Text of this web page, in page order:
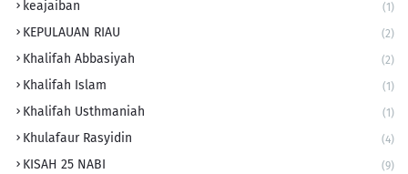
keajaiban (1)
KEPULAUAN RIAU (2)
Khalifah Abbasiyah (2)
Khalifah Islam (1)
Khalifah Usthmaniah (1)
Khulafaur Rasyidin (4)
KISAH 25 NABI (9)